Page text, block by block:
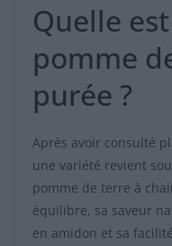
Quelle
pomme
purée ?
Après avoir consulté
une variété revient
pomme de terre à
équilibre, sa saveur
en amidon et sa